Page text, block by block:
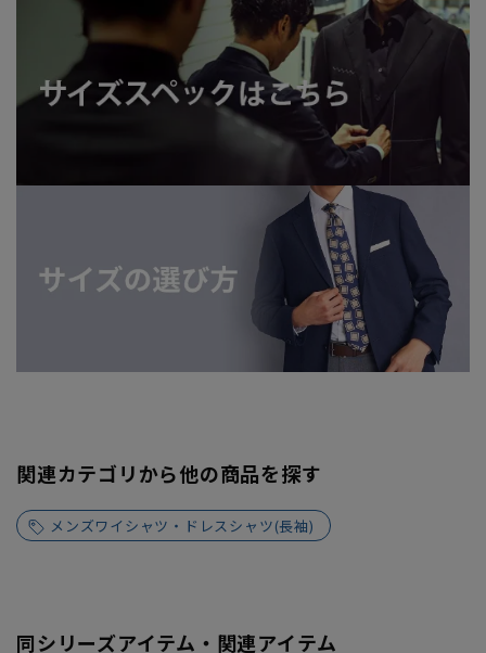
関連カテゴリから他の商品を探す
メンズワイシャツ・ドレスシャツ(長袖)
同シリーズアイテム・関連アイテム